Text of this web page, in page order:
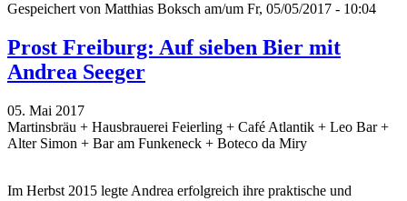
Gespeichert von Matthias Boksch am/um Fr, 05/05/2017 - 10:04
Prost Freiburg: Auf sieben Bier mit
Andrea Seeger
05. Mai 2017
Martinsbräu + Hausbrauerei Feierling + Café Atlantik + Leo Bar +
Alter Simon + Bar am Funkeneck + Boteco da Miry
Im Herbst 2015 legte Andrea erfolgreich ihre praktische und